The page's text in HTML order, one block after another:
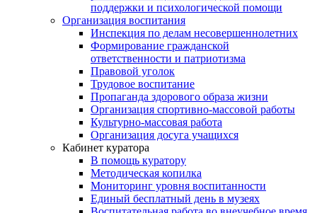
поддержки и психологической помощи
Организация воспитания
Инспекция по делам несовершеннолетних
Формирование гражданской
ответственности и патриотизма
Правовой уголок
Трудовое воспитание
Пропаганда здорового образа жизни
Организация спортивно-массовой работы
Культурно-массовая работа
Организация досуга учащихся
Кабинет куратора
В помощь куратору
Методическая копилка
Мониторинг уровня воспитанности
Единый бесплатный день в музеях